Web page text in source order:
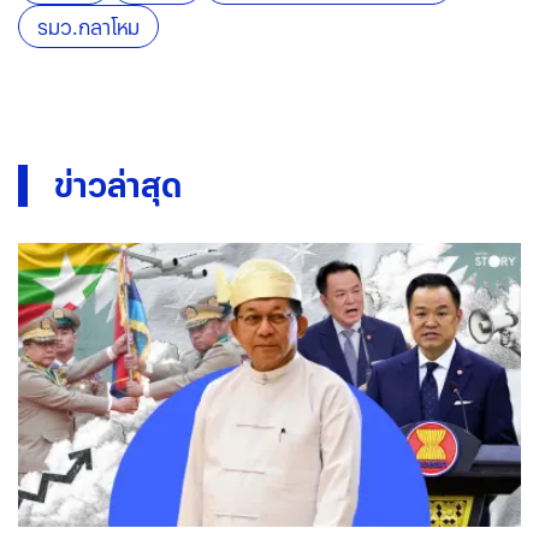
รมว.กลาโหม
ข่าวล่าสุด